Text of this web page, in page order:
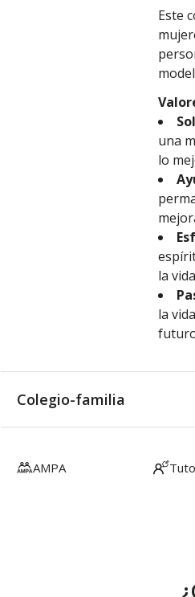
Este
una
lo
la
la
Colegio-familia
AMPA